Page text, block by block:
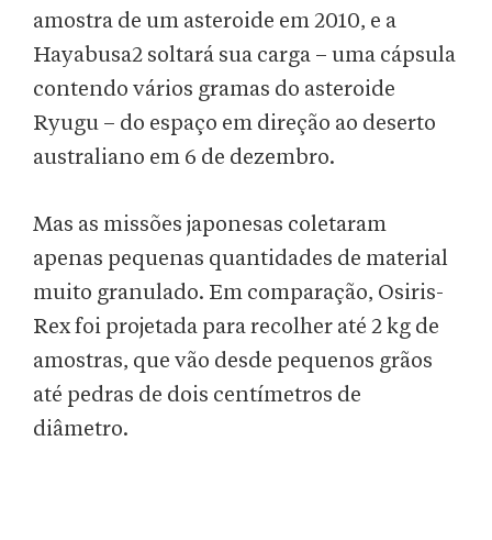
amostra de um asteroide em 2010, e a
Hayabusa2 soltará sua carga – uma cápsula
contendo vários gramas do asteroide
Ryugu – do espaço em direção ao deserto
australiano em 6 de dezembro.
Mas as missões japonesas coletaram
apenas pequenas quantidades de material
muito granulado. Em comparação, Osiris-
Rex foi projetada para recolher até 2 kg de
amostras, que vão desde pequenos grãos
até pedras de dois centímetros de
diâmetro.